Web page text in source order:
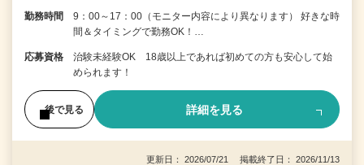
勤務時間
9：00～17：00（モニター内容により異なります） 好きな時
間＆タイミングで勤務OK！…
応募資格
治験未経験OK 18歳以上であれば初めての方も安心して始
められます！
後で見る 詳細を見る
更新日： 2026/07/21 掲載終了日： 2026/11/13